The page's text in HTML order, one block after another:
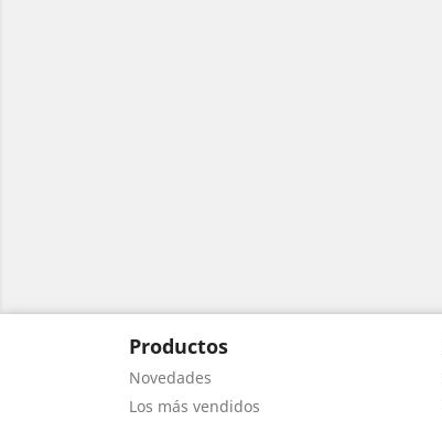
Productos
Novedades
Los más vendidos